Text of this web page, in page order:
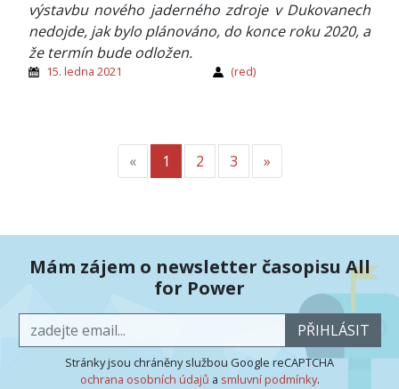
výstavbu nového jaderného zdroje v Dukovanech
nedojde, jak bylo plánováno, do konce roku 2020, a
že termín bude odložen.
15. ledna 2021 (red)
«Předchozí
1 2 3 »
Mám zájem o newsletter časopisu All
for Power
PŘIHLÁSIT
Stránky jsou chráněny službou Google reCAPTCHA
ochrana osobních údajů a smluvní podmínky.